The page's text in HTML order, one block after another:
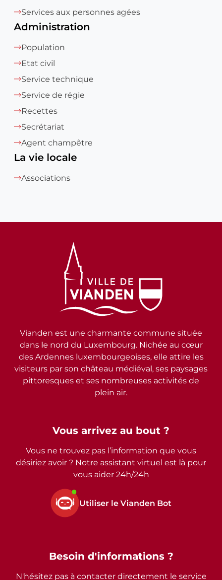
Services aux personnes agées
Administration
Population
Etat civil
Service technique
Service de régie
Recettes
Secrétariat
Agent champêtre
La vie locale
Associations
Vous arrivez au bout ?
Vous ne trouvez pas l’information que vous
désiriez avoir ? Notre assistant virtuel est là pour
vous aider 24h/24h
Utiliser le Vianden Bot
Vianden est une charmante commune située
dans le nord du Luxembourg. Nichée au cœur
des Ardennes luxembourgeoises, elle attire les
visiteurs par son château médiéval, ses paysages
pittoresques et ses nombreuses activités de
plein air.
Besoin d'informations ?
N'hésitez pas à contacter directement le service